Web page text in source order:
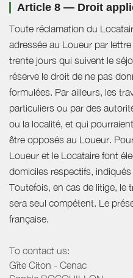
Article 8 — Droit
Toute réclamation du
adressée au Loueur par
trente jours qui suivent le
réserve le droit de ne pas
formulées. Par ailleurs, les
particuliers ou par des
ou la localité, et qui
être opposés au Loueur.
Loueur et le Locataire font
domiciles respectifs,
Toutefois, en cas de litige, le
sera seul compétent. Le
française.
To contact us:
Gîte Citon - Cenac